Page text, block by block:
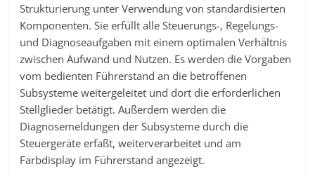
Strukturierung unter Verwendung von standardisierten
Komponenten. Sie erfüllt alle Steuerungs-, Regelungs-
und Diagnoseaufgaben mit einem optimalen Verhältnis
zwischen Aufwand und Nutzen. Es werden die Vorgaben
vom bedienten Führerstand an die betroffenen
Subsysteme weitergeleitet und dort die erforderlichen
Stellglieder betätigt. Außerdem werden die
Diagnosemeldungen der Subsysteme durch die
Steuergeräte erfaßt, weiterverarbeitet und am
Farbdisplay im Führerstand angezeigt.